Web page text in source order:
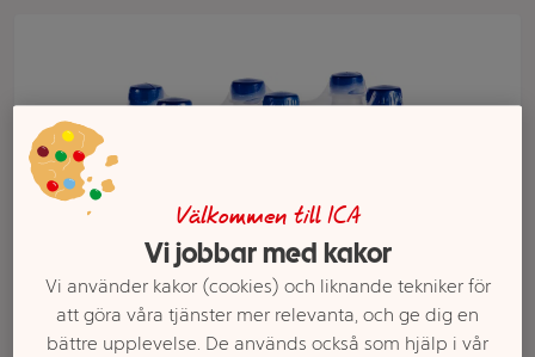
Välkommen till ICA
Vi jobbar med kakor
Vi använder kakor (cookies) och liknande tekniker för
att göra våra tjänster mer relevanta, och ge dig en
bättre upplevelse. De används också som hjälp i vår